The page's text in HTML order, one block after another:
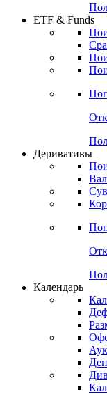
ETF & Funds
Деривативы
Календарь